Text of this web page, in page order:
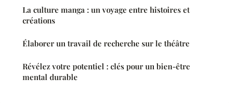
La culture manga : un voyage entre histoires et
créations
Élaborer un travail de recherche sur le théâtre
Révélez votre potentiel : clés pour un bien-être
mental durable